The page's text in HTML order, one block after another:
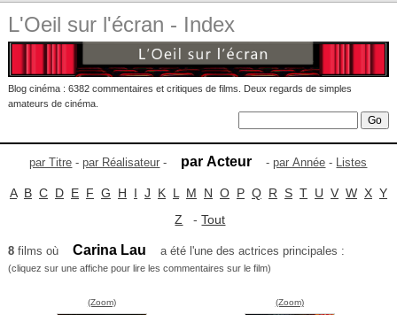
L'Oeil sur l'écran - Index
Blog cinéma : 6382 commentaires et critiques de films. Deux regards de simples
amateurs de cinéma.
par Titre -par Réalisateur - par Acteur -par Année - Listes
A B C D E F G H I J K L M N O P Q R S T U V W X Y
Z -Tout
8films où Carina Lau a été l'une des actrices principales :
(cliquez sur une affiche pour lire les commentaires sur le film)
(Zoom) (Zoom)